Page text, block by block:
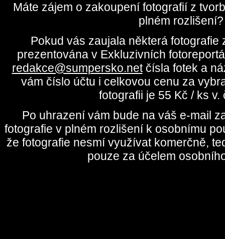
Máte zájem o zakoupení fotografií z
plném rozlišení?
Pokud vás zaujala některá fotografie
prezentována v Exkluzivních
redakce@sumpersko.netčísla fotek a
vám číslo účtu i celkovou cenu za
fotografii je 55 Kč / ks v.
Po uhrazení vám bude na váš e-mail
fotografie v plném rozlišení k osobnímu
že fotografie nesmí využívat komerčně,
pouze za účelem